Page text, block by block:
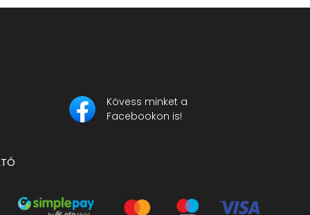
Kövess minket a
Facebookon is!